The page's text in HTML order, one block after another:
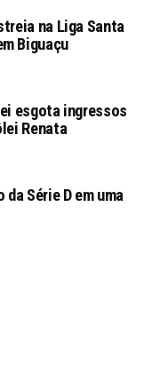
na Liga Santa
Biguaçu
esgota ingressos
Renata
Série D em uma